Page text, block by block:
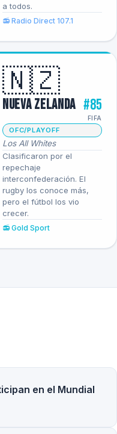
a todos.
📻 Radio Direct 107.1
🇳🇿
Nueva Zelanda #85
FIFA
OFC/PLAYOFF
Los All Whites
Clasificaron por el
repechaje
interconfederación. El
rugby los conoce más,
pero el fútbol los vio
crecer.
📻 Gold Sport
en el Mundial